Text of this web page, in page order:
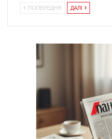
ПОПЕРЕДНЯ ДАЛІ